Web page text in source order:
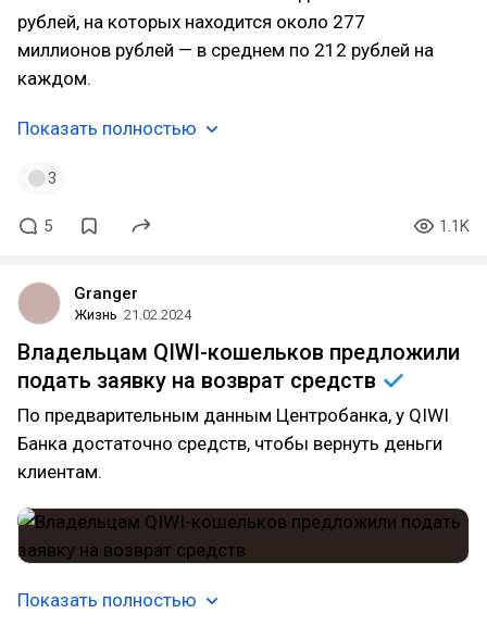
рублей, на которых находится около 277
миллионов рублей — в среднем по 212 рублей на
каждом.
Показать полностью
3
5 1.1K
Granger
Жизнь 21.02.2024
Владельцам QIWI-кошельков предложили
подать заявку на возврат средств
По предварительным данным Центробанка, у QIWI
Банка достаточно средств, чтобы вернуть деньги
клиентам.
Показать полностью